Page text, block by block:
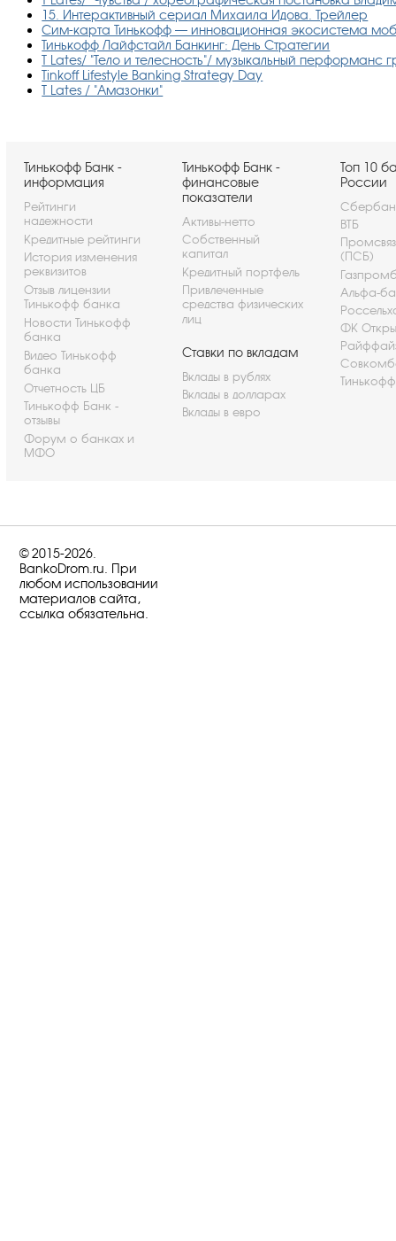
15. Интерактивный сериал Михаила Идова. Трейлер
Сим-карта Тинькофф — инновационная экосистема
Тинькофф Лайфстайл Банкинг: День Стратегии
T Lates/ "Тело и телесность"/ музыкальный перформанс
Tinkoff Lifestyle Banking Strategy Day
T Lates / "Амазонки"
Тинькофф Банк -
информация
Рейтинги
надежности
Кредитные рейтинги
История изменения
реквизитов
Отзыв лицензии
Тинькофф банка
Новости Тинькофф
банка
Видео Тинькофф
банка
Отчетность ЦБ
Тинькофф Банк -
отзывы
Форум о банках и
МФО
Тинькофф Банк -
финансовые
показатели
Активы-нетто
Собственный
капитал
Кредитный портфель
Привлеченные
средства физических
лиц
Ставки по вкладам
Вклады в рублях
Вклады в долларах
Вклады в евро
Топ 10
России
ВТБ
(ПСБ)
Альфа-
ФК
© 2015-2026.
BankoDrom.ru. При
любом использовании
материалов сайта,
ссылка обязательна.